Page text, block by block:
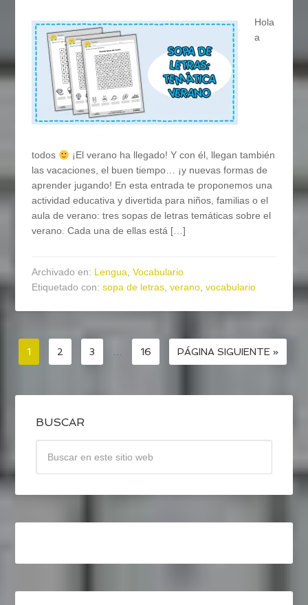
Hola
a
todos
¡El verano ha llegado! Y con él, llegan también
las vacaciones, el buen tiempo… ¡y nuevas formas de
aprender jugando! En esta entrada te proponemos una
actividad educativa y divertida para niños, familias o el
aula de verano: tres sopas de letras temáticas sobre el
verano. Cada una de ellas está […]
Archivado en: Lengua,Vocabulario
Etiquetado con:sopa de letras,verano,vocabulario
1 2 3 … 16 PÁGINA SIGUIENTE »
BUSCAR